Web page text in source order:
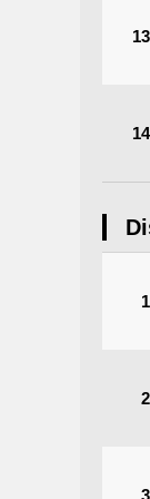
13
14
1
2
3